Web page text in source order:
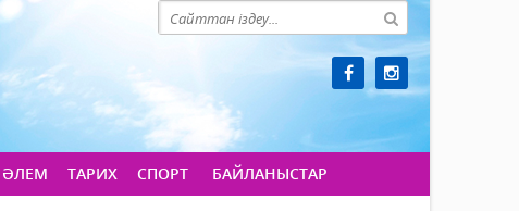
ӘЛЕМ ТАРИХ СПОРТ БАЙЛАНЫСТАР